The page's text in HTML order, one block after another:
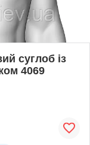
суглоб із
4069